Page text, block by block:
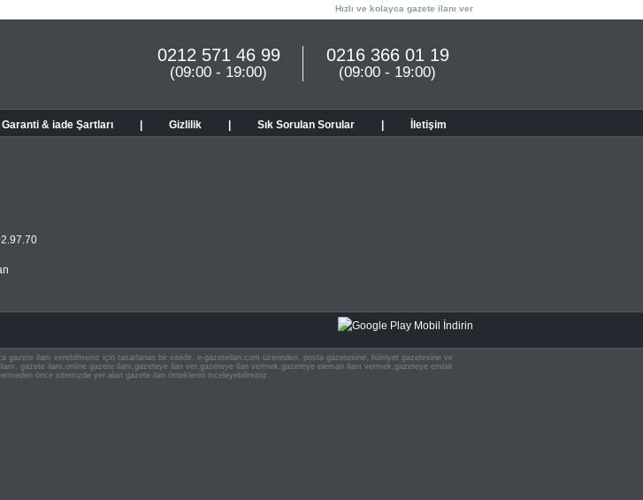
Hızlı ve kolayca gazete ilanı ver
0216 366 01 19
(09:00 - 19:00)
0212 571 46 99
(09:00 - 19:00)
Garanti & iade Şartları Gizlilik Sık Sorulan Sorular İletişim
gazete ilanı verebilmeniz için tasarlanan bir sitedir. e-gazeteilan.com üzerinden, posta gazetesine, hürriyet gazetesine ve
gazete ilanı,online gazete ilanı,gazeteye ilan ver,gazeteye ilan vermek,gazeteye eleman ilanı vermek,gazeteye emlak
önce sitemizde yer alan gazete ilan örneklerini inceleyebilirsiniz.